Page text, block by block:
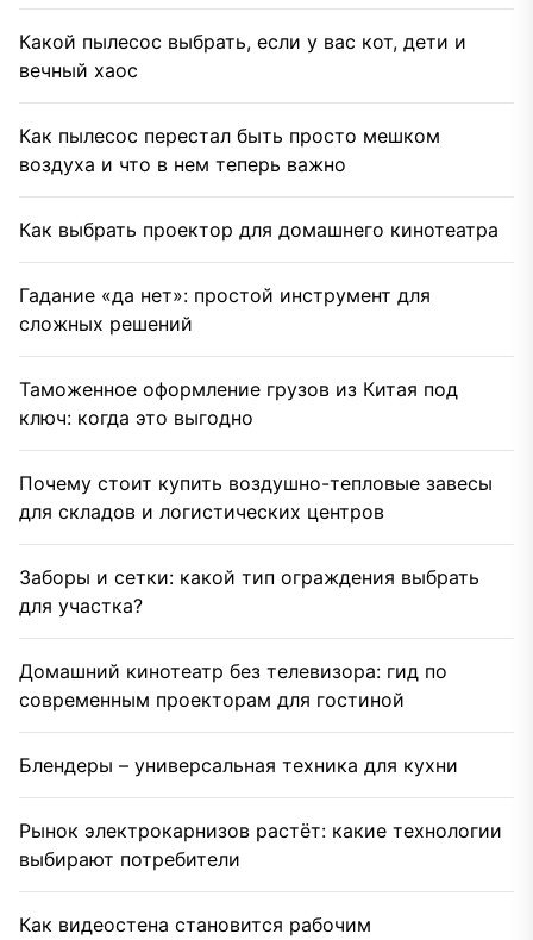
Какой пылесос выбрать, если у вас кот, дети и
вечный хаос
Как пылесос перестал быть просто мешком
воздуха и что в нем теперь важно
Как выбрать проектор для домашнего кинотеатра
Гадание «да нет»: простой инструмент для
сложных решений
Таможенное оформление грузов из Китая под
ключ: когда это выгодно
Почему стоит купить воздушно-тепловые завесы
для складов и логистических центров
Заборы и сетки: какой тип ограждения выбрать
для участка?
Домашний кинотеатр без телевизора: гид по
современным проекторам для гостиной
Блендеры – универсальная техника для кухни
Рынок электрокарнизов растёт: какие технологии
выбирают потребители
Как видеостена становится рабочим